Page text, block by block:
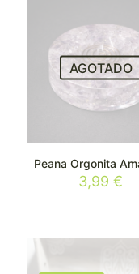
AGOTADO
Peana Orgonita
3,99€